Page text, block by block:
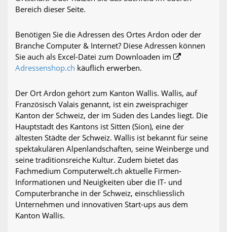
Bereich dieser Seite.
Benötigen Sie die Adressen des Ortes Ardon oder der
Branche Computer & Internet? Diese Adressen können
Sie auch als Excel-Datei zum Downloaden im
Adressenshop.ch käuflich erwerben.
Der Ort Ardon gehört zum Kanton Wallis. Wallis, auf
Französisch Valais genannt, ist ein zweisprachiger
Kanton der Schweiz, der im Süden des Landes liegt. Die
Hauptstadt des Kantons ist Sitten (Sion), eine der
ältesten Städte der Schweiz. Wallis ist bekannt für seine
spektakulären Alpenlandschaften, seine Weinberge und
seine traditionsreiche Kultur. Zudem bietet das
Fachmedium Computerwelt.ch aktuelle Firmen-
Informationen und Neuigkeiten über die IT- und
Computerbranche in der Schweiz, einschliesslich
Unternehmen und innovativen Start-ups aus dem
Kanton Wallis.